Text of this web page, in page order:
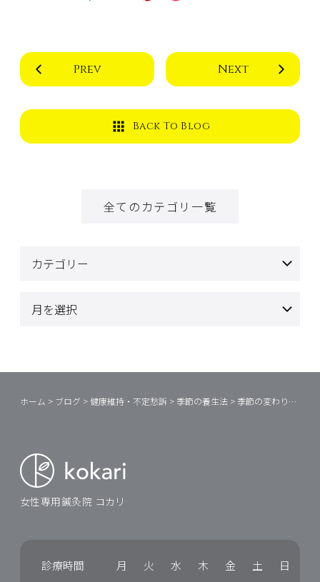
Prev Next
Back To Blog
全てのカテゴリ一覧
ホーム > ブログ >健康維持・不定愁訴 > 季節の養生法 > 季節の変わり目などの不安なときに
女性専用鍼灸院 コカリ
診療時間 月 火 水 木 金 土 日